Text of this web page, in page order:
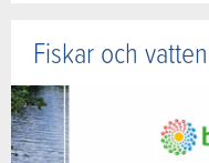
Fiskar och vatten